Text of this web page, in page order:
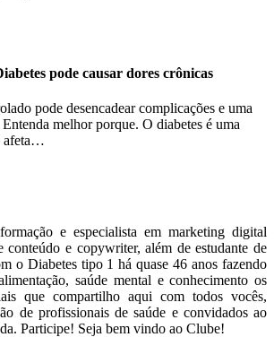
pode causar dores crônicas
pode desencadear complicações e uma
melhor porque. O diabetes é uma
afeta…
e especialista em marketing digital
conteúdo e copywriter, além de estudante de
o Diabetes tipo 1 há quase 46 anos fazendo
saúde mental e conhecimento os
que compartilho aqui com todos vocês,
de profissionais de saúde e convidados ao
Participe! Seja bem vindo ao Clube!